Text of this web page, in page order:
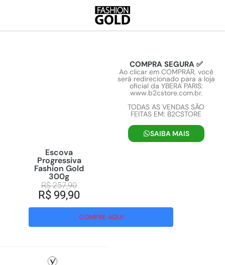
Escova
Progressiva
Fashion Gold
300g
R$257,90
R$ 99,90
COMPRE AQUI
COMPRA SEGURA ✅
Ao clicar em COMPRAR, você
será redirecionado para a loja
oficial da YBERA PARIS:
www.b2cstore.com.br.
TODAS AS VENDAS SÃO
FEITAS EM: B2CSTORE
SAIBA MAIS